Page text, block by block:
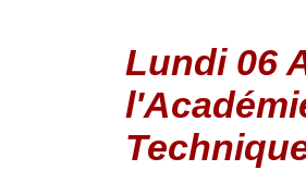
Lundi 06